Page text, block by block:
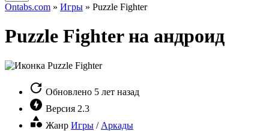
Ontabs.com » Игры » Puzzle Fighter
Puzzle Fighter на андроид
Обновлено 5 лет назад
Версия 2.3
Жанр Игры / Аркады